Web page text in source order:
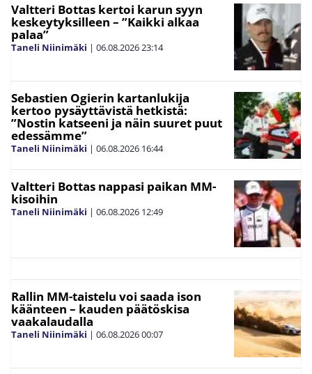
Valtteri Bottas kertoi karun syyn
keskeytyksilleen – ”Kaikki alkaa
palaa”
Taneli Niinimäki | 06.08.202623:14
Sebastien Ogierin kartanlukija
kertoo pysäyttävistä hetkistä:
”Nostin katseeni ja näin suuret puut
edessämme”
Taneli Niinimäki | 06.08.2026 16:44
Valtteri Bottas nappasi paikan MM-
kisoihin
Taneli Niinimäki | 06.08.2026 12:49
Rallin MM-taistelu voi saada ison
käänteen – kauden päätöskisa
vaakalaudalla
Taneli Niinimäki | 06.08.202600:07